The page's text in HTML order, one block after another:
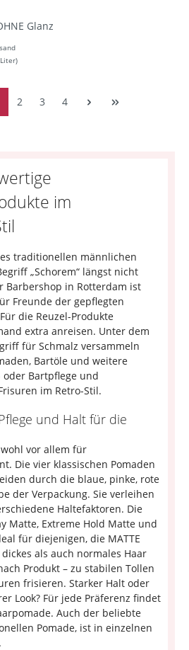
Glanz
2 3 4
im
traditionellen männlichen
„Schorem“ längst nicht
Barbershop in Rotterdam ist
Freunde der gepflegten
die Reuzel-Produkte
extra anreisen. Unter dem
für Schmalz versammeln
Bartöle und weitere
Bartpflege und
im Retro-Stil.
und Halt für die
vor allem für
Die vier klassischen Pomaden
durch die blaue, pinke, rote
der Verpackung. Sie verleihen
Haltefaktoren. Die
Matte, Extreme Hold Matte und
für diejenigen, die MATTE
als auch normales Haar
Produkt – zu stabilen Tollen
frisieren. Starker Halt oder
Look? Für jede Präferenz findet
Auch der beliebte
Pomade, ist in einzelnen